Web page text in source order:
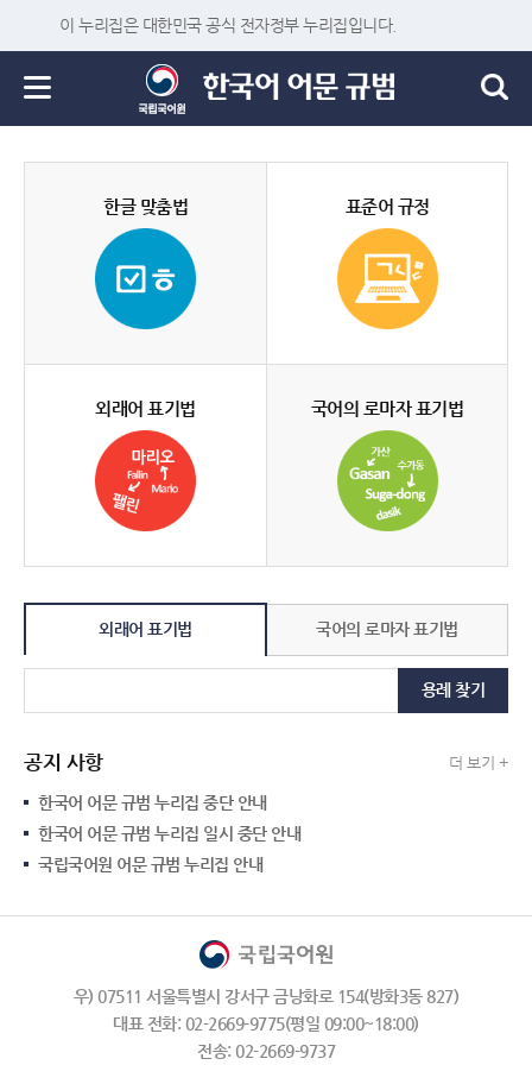
이 누리집은 대한민국 공식 전자정부 누리집입니다.
한글 맞춤법 표준어 규정
외래어 표기법 국어의 로마자 표기법
외래어 표기법 국어의 로마자 표기법
용례 찾기
공지 사항 더 보기 +
한국어 어문 규범 누리집 중단 안내
한국어 어문 규범 누리집 일시 중단 안내
국립국어원 어문 규범 누리집 안내
우) 07511 서울특별시 강서구 금낭화로 154(방화3동 827)
대표 전화: 02-2669-9775(평일 09:00~18:00)
전송: 02-2669-9737